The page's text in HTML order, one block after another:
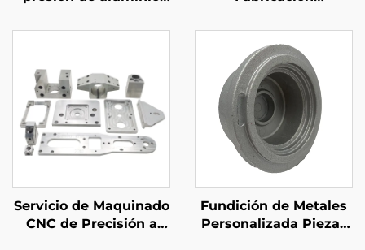
Metales Acero /
Aluminio Piezas de
Corte por Láser
Servicio de Maquinado
CNC de Precisión a
Fundición de Metales
Personalizada Piezas